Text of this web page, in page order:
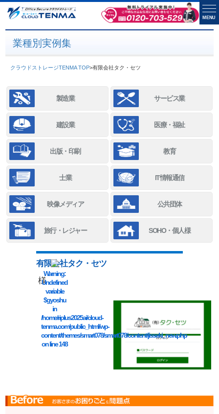
業種別実例集
クラウドストレージTENMA TOP>有限会社タク・セツ
製造業 サービス業
建設業 医療・福祉
出版・印刷 教育
士業 IT情報通信
映像メディア 公共団体
旅行・レジャー SOHO・個人様
Warning:
Undefined
variable
$gyoshu
in
/home/riplus2025ai/cloud-
tenma.com/public_html/wp-
content/themes/smart078/smart078/content/jisseki_new.php
on line148
有限会社タク・セツ
様
MENU